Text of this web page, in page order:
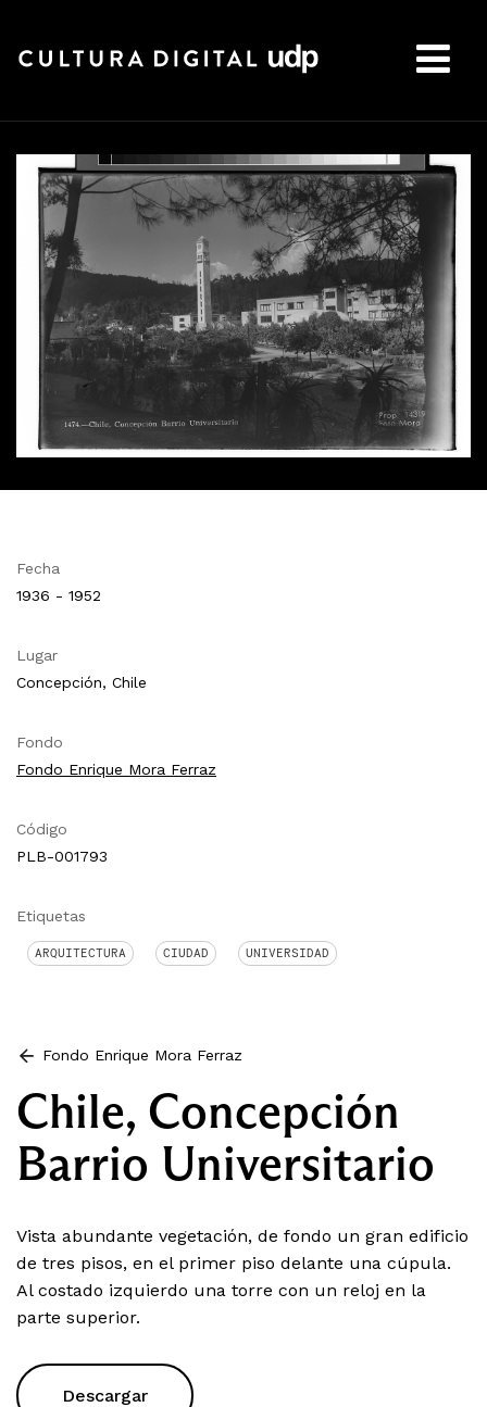
Fecha
1936 - 1952
Lugar
Concepción, Chile
Fondo
Fondo Enrique Mora Ferraz
Código
PLB-001793
Etiquetas
ARQUITECTURA CIUDAD UNIVERSIDAD
Fondo Enrique Mora Ferraz
Chile, Concepción
Barrio Universitario
Vista abundante vegetación, de fondo un gran edificio
de tres pisos, en el primer piso delante una cúpula.
Al costado izquierdo una torre con un reloj en la
parte superior.
Descargar